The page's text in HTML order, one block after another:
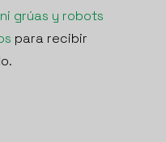
grúas y robots
para recibir